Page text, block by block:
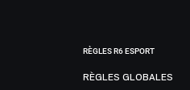
RÈGLES R6 ESPORT
RÈGLES GLOBALES